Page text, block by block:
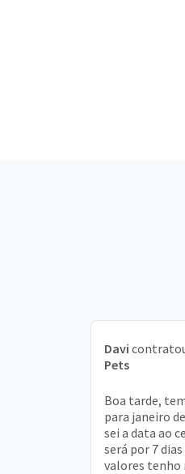
Davi
Pets
Boa tarde,
para janeiro
sei a data ao
será por 7
valores tenho